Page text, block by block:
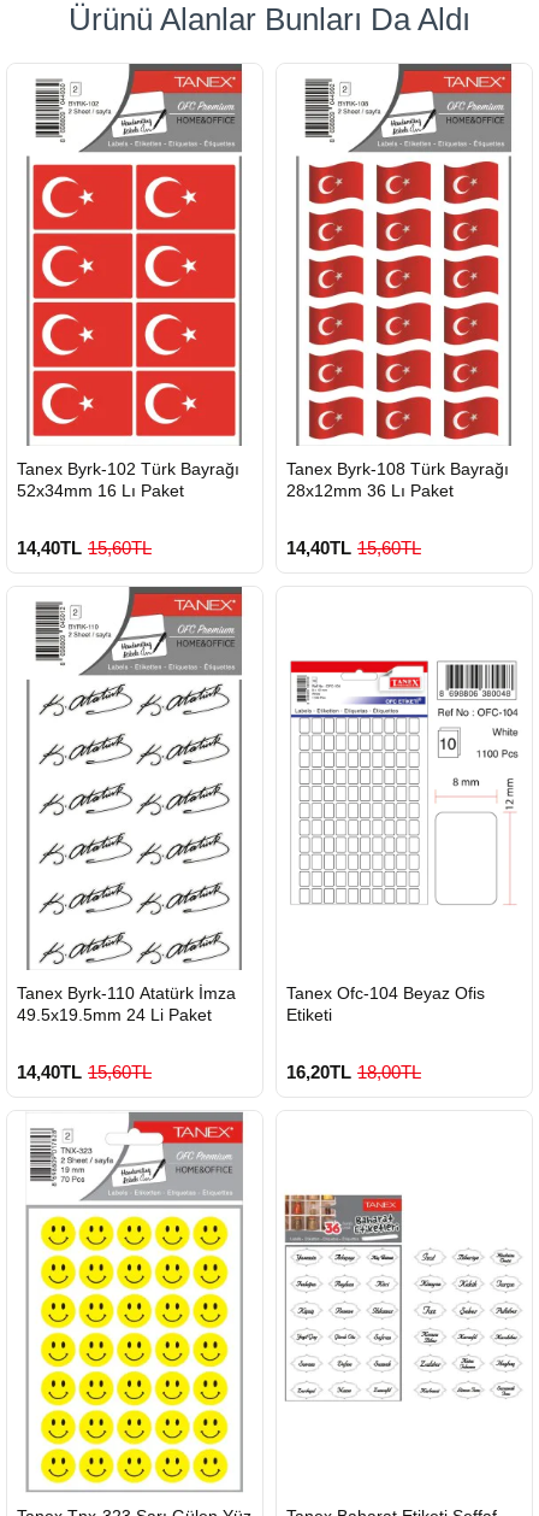
Ürünü Alanlar Bunları Da Aldı
GÖNDERİ
Tanex Byrk-102 Türk Bayrağı
52x34mm 16 Lı Paket
14,40TL 15,60TL
GÖNDERİ
Çok Satılan Ürün
Tanex Byrk-108 Türk Bayrağı
28x12mm 36 Lı Paket
14,40TL 15,60TL
GÖNDERİ
Tanex Byrk-110 Atatürk İmza
49.5x19.5mm 24 Li Paket
14,40TL 15,60TL
GÖNDERİ
Tanex Ofc-104 Beyaz Ofis
Etiketi
16,20TL 18,00TL